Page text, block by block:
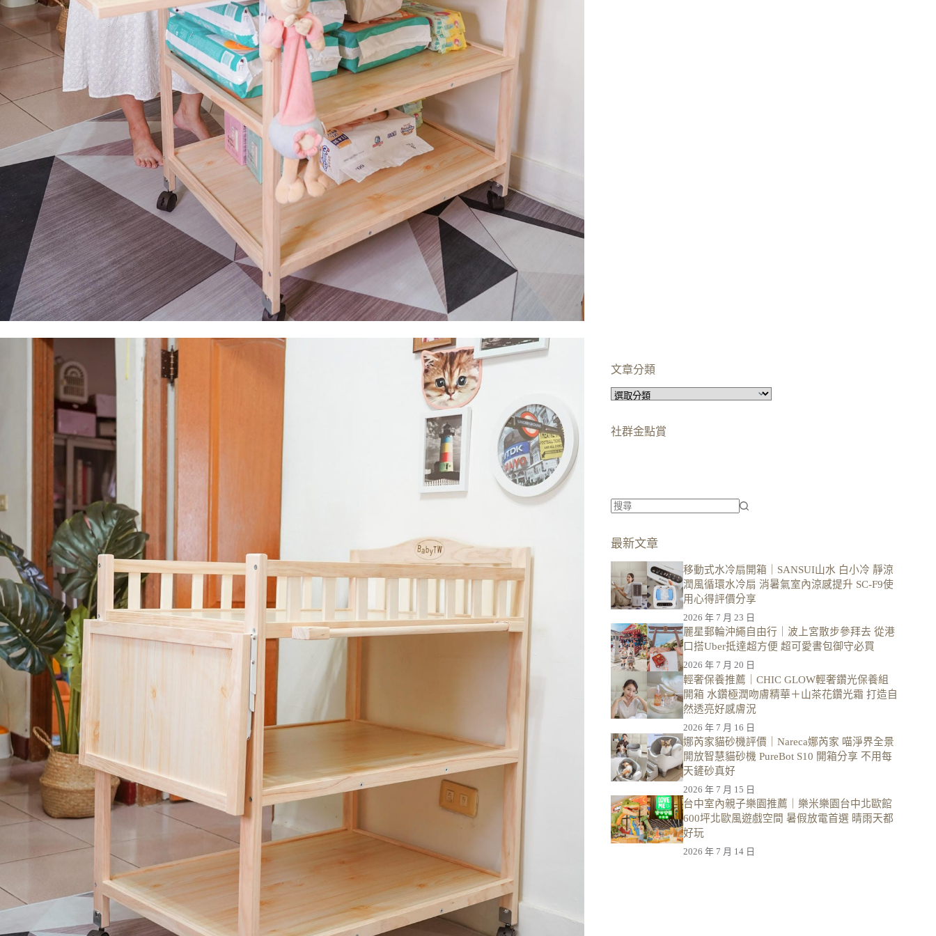
文章分類
文
分
類
社群金點賞
不
符
合
條
件
的
結
果
最新文章
移動式水冷扇開箱｜SANSUI山水 白小冷 靜涼
潤風循環水冷扇 消暑氣室內涼感提升 SC-F9使
用心得評價分享
2026 年 7 月 23 日
麗星郵輪沖繩自由行｜波上宮散步參拜去 從港
口搭Uber抵達超方便 超可愛書包御守必買
2026 年 7 月 20 日
輕奢保養推薦｜CHIC GLOW輕奢鑽光保養組
開箱 水鑽極潤吻膚精華＋山茶花鑽光霜 打造自
然透亮好感膚況
2026 年 7 月 16 日
娜芮家貓砂機評價｜Nareca娜芮家 喵淨界全景
開放智慧貓砂機 PureBot S10 開箱分享 不用每
天鏟砂真好
2026 年 7 月 15 日
台中室內親子樂園推薦｜樂米樂園台中北歐館
600坪北歐風遊戲空間 暑假放電首選 晴雨天都
好玩
2026 年 7 月 14 日